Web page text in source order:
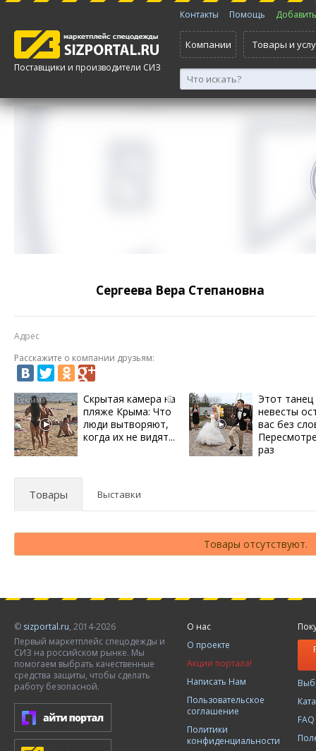
Поставщики и производители СИЗ
Контакты Помощь
Компании Товары и
Сергеева Вера Степановна
Адрес
Расскажите о компании друзьям:
i
Скрытая камера на
пляже Крыма: Что
люди вытворяют,
когда их не видят...
Этот танец
невесты
вас без
раз
Товары Выставки
Товары отсутствуют.
© sizportal.ru, 2014-2026
Первый маркетплейс спецодежды и
СИЗ на российском рынке. Мы
помогаем выбрать качественные
средства защиты, чтобы сделать
работу безопасной.
О нас
О проекте
Акции портала!
Написать Нам
Пользовательское
соглашение
Политики
конфиденциальности
FAQ